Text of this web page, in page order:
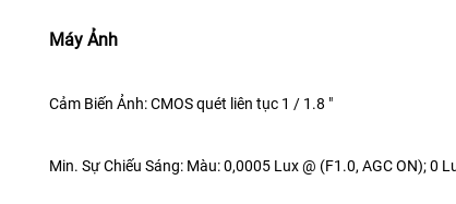
Máy Ảnh
Cảm Biến Ảnh:CMOS quét liên tục 1 / 1.8 "
Min. Sự Chiếu Sáng: Màu: 0,0005 Lux @ (F1.0, AGC ON); 0